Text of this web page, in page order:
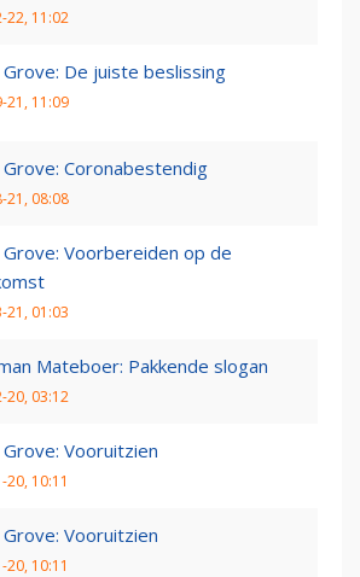
22, 11:02
Grove: De juiste beslissing
21, 11:09
Grove: Coronabestendig
21, 08:08
Grove: Voorbereiden op de
21, 01:03
Mateboer: Pakkende slogan
20, 03:12
Grove: Vooruitzien
20, 10:11
Grove: Vooruitzien
20, 10:11